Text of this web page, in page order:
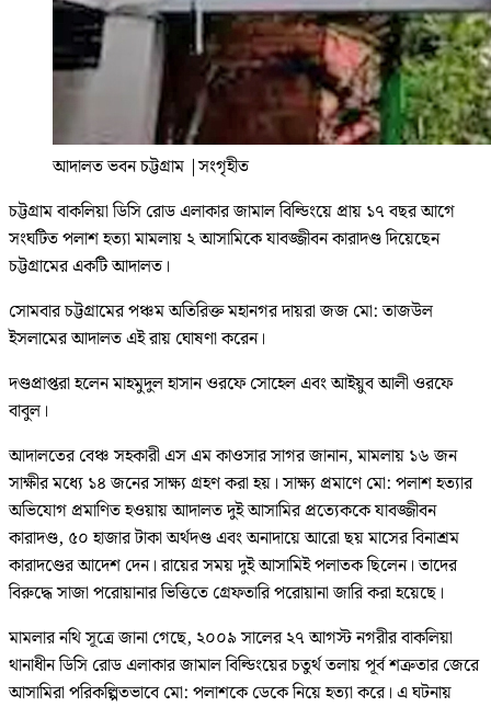
আদালত ভবন চট্টগ্রাম |সংগৃহীত
চট্টগ্রাম বাকলিয়া ডিসি রোড এলাকার জামাল বিল্ডিংয়ে প্রায় ১৭ বছর আগে
সংঘটিত পলাশ হত্যা মামলায় ২ আসামিকে যাবজ্জীবন কারাদণ্ড দিয়েছেন
চট্টগ্রামের একটি আদালত।
সোমবার চট্টগ্রামের পঞ্চম অতিরিক্ত মহানগর দায়রা জজ মো: তাজউল
ইসলামের আদালত এই রায় ঘোষণা করেন।
দণ্ডপ্রাপ্তরা হলেন মাহমুদুল হাসান ওরফে সোহেল এবং আইয়ুব আলী ওরফে
বাবুল।
আদালতের বেঞ্চ সহকারী এস এম কাওসার সাগর জানান, মামলায় ১৬ জন
সাক্ষীর মধ্যে ১৪ জনের সাক্ষ্য গ্রহণ করা হয়। সাক্ষ্য প্রমাণে মো: পলাশ হত্যার
অভিযোগ প্রমাণিত হওয়ায় আদালত দুই আসামির প্রত্যেককে যাবজ্জীবন
কারাদণ্ড, ৫০ হাজার টাকা অর্থদণ্ড এবং অনাদায়ে আরো ছয় মাসের বিনাশ্রম
কারাদণ্ডের আদেশ দেন। রায়ের সময় দুই আসামিই পলাতক ছিলেন। তাদের
বিরুদ্ধে সাজা পরোয়ানার ভিত্তিতে গ্রেফতারি পরোয়ানা জারি করা হয়েছে।
মামলার নথি সূত্রে জানা গেছে, ২০০৯ সালের ২৭ আগস্ট নগরীর বাকলিয়া
থানাধীন ডিসি রোড এলাকার জামাল বিল্ডিংয়ের চতুর্থ তলায় পূর্ব শত্রুতার জেরে
আসামিরা পরিকল্পিতভাবে মো: পলাশকে ডেকে নিয়ে হত্যা করে। এ ঘটনায়